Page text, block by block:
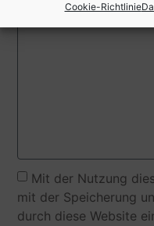
Cookie-Richtlinie
Mit der Nutzung
mit der Speicherung
durch diese Website